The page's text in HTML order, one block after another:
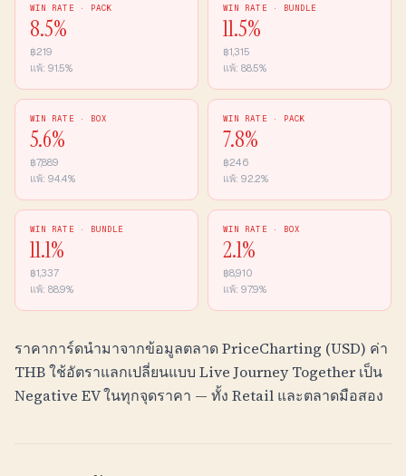
WIN RATE · PACK
8.5%
฿219
แพ้: 91.5%
WIN RATE · BUNDLE
11.5%
฿1,315
แพ้: 88.5%
WIN RATE · BOX
5.6%
฿7,889
แพ้: 94.4%
WIN RATE · PACK
7.8%
฿246
แพ้: 92.2%
WIN RATE · BUNDLE
11.1%
฿1,337
แพ้: 88.9%
WIN RATE · BOX
2.1%
฿8,910
แพ้: 97.9%
ราคาการ์ดนำมาจากข้อมูลตลาด PriceCharting (USD) ค่า
THBใช้อัตราแลกเปลี่ยนแบบ Live Journey Together เป็น
Negative EV ในทุกจุดราคา — ทั้ง Retail และตลาดมือสอง